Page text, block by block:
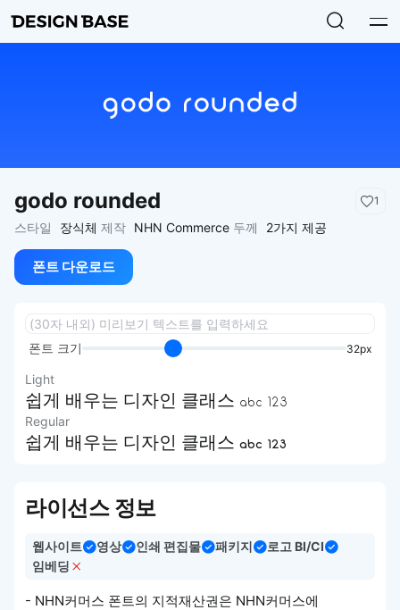
godo rounded 1
스타일 장식체 제작 NHN Commerce 두께 2가지 제공
폰트 다운로드
폰트 크기 32px
Light
쉽게 배우는 디자인 클래스 abc 123
Regular
쉽게 배우는 디자인 클래스 abc 123
라이선스 정보
웹사이트 영상 인쇄 편집물 패키지
로고 BI/CI
임베딩
- NHN커머스 폰트의 지적재산권은 NHN커머스에